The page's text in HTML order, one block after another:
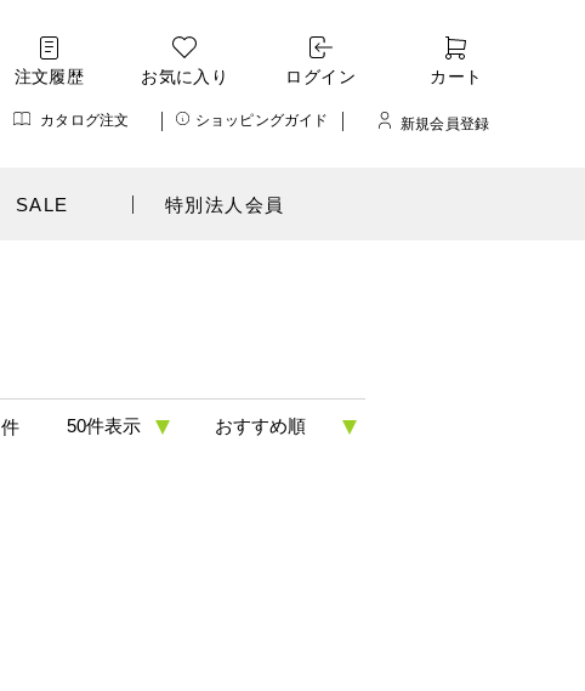
注文履歴 お気に入り ログイン カート
カタログ注文 ショッピングガイド 新規会員登録
SALE 特別法人会員
件